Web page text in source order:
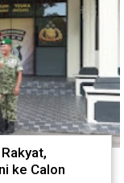
ke Calon